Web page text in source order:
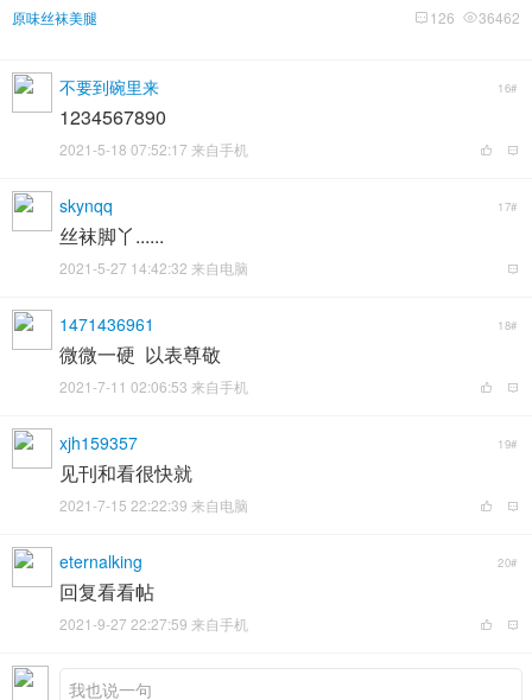
原味丝袜美腿 36462
126
不要到碗里来 16#
1234567890
2021-5-18 07:52:17 来自手机
skynqq 17#
丝袜脚丫......
2021-5-27 14:42:32 来自电脑
1471436961 18#
微微一硬 以表尊敬
2021-7-11 02:06:53 来自手机
xjh159357 19#
见刊和看很快就
2021-7-15 22:22:39 来自电脑
eternalking 20#
回复看看帖
2021-9-27 22:27:59 来自手机